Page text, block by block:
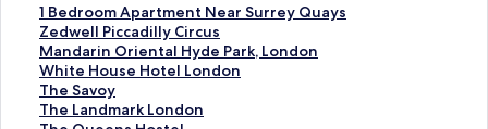
1 Bedroom Apartment Near Surrey Quays
ลิ
ง
ก์
ม
า
ต
Zedwell Piccadilly Circus
ลิ
ง
ก์
ม
า
Mandarin Oriental Hyde Park, London
ลิ
ง
ก์
ม
White House Hotel London
ลิ
ง
ก์
The Savoy
ลิ
ง
The Landmark London
ลิ